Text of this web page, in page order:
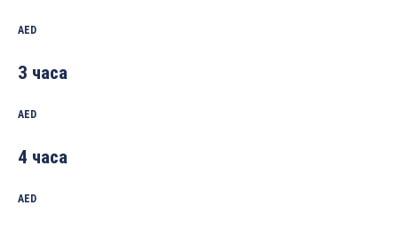
AED
3 часа
AED
4 часа
AED